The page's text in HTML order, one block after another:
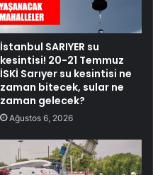
İstanbul SARIYER su
kesintisi! 20-21 Temmuz
İSKİ Sarıyer su kesintisi ne
zaman bitecek, sular ne
zaman gelecek?
Ağustos 6, 2026